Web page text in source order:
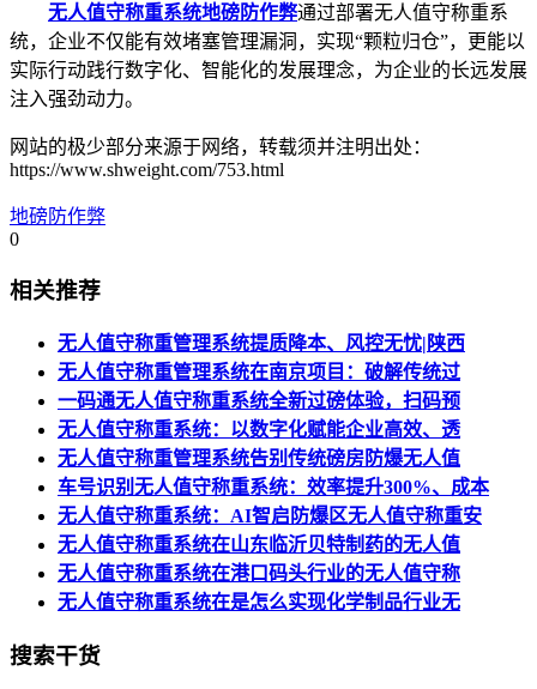
无人值守称重系统地磅防作弊通过部署无人值守称重系
统，企业不仅能有效堵塞管理漏洞，实现“颗粒归仓”，更能以
实际行动践行数字化、智能化的发展理念，为企业的长远发展
注入强劲动力。
网站的极少部分来源于网络，转载须并注明出处：
https://www.shweight.com/753.html
地磅防作弊
0
相关推荐
无人值守称重管理系统提质降本、风控无忧|陕西
无人值守称重管理系统在南京项目：破解传统过
一码通无人值守称重系统全新过磅体验，扫码预
无人值守称重系统：以数字化赋能企业高效、透
无人值守称重管理系统告别传统磅房防爆无人值
车号识别无人值守称重系统：效率提升300%、成本
无人值守称重系统：AI智启防爆区无人值守称重安
无人值守称重系统在山东临沂贝特制药的无人值
无人值守称重系统在港口码头行业的无人值守称
无人值守称重系统在是怎么实现化学制品行业无
搜索干货